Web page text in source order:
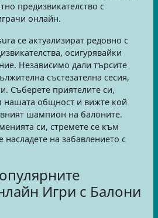
предизвикателство с
онлайн.
се актуализират редовно с
осигурявайки
Независимо дали търсите
състезателна сесия,
Съберете приятелите си,
нашата общност и вижте кой
шампион на балоните.
си, стремете се към
насладете на забавлението с
Игри с Балони